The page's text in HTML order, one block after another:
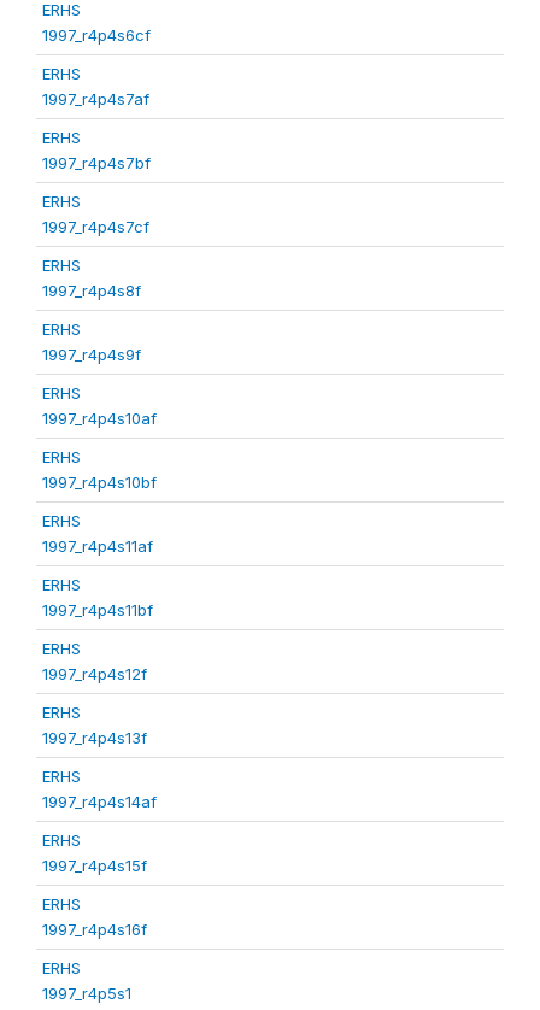
ERHS
1997_r4p4s6cf
ERHS
1997_r4p4s7af
ERHS
1997_r4p4s7bf
ERHS
1997_r4p4s7cf
ERHS
1997_r4p4s8f
ERHS
1997_r4p4s9f
ERHS
1997_r4p4s10af
ERHS
1997_r4p4s10bf
ERHS
1997_r4p4s11af
ERHS
1997_r4p4s11bf
ERHS
1997_r4p4s12f
ERHS
1997_r4p4s13f
ERHS
1997_r4p4s14af
ERHS
1997_r4p4s15f
ERHS
1997_r4p4s16f
ERHS
1997_r4p5s1